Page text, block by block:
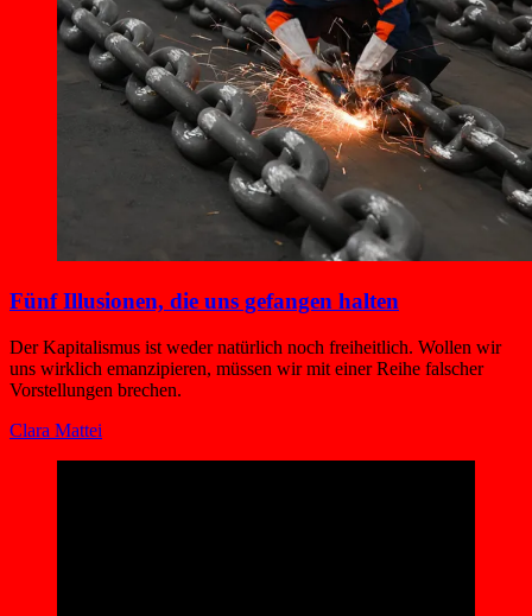
Fünf Illusionen, die uns gefangen halten
Der Kapitalismus ist weder natürlich noch freiheitlich. Wollen wir
uns wirklich emanzipieren, müssen wir mit einer Reihe falscher
Vorstellungen brechen.
Clara Mattei